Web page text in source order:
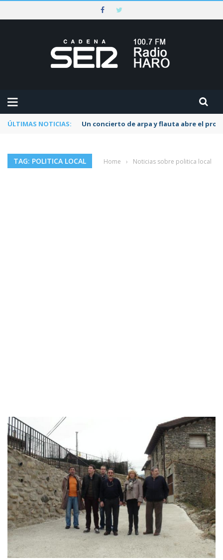
ÚLTIMAS NOTICIAS: Un concierto de arpa y flauta abre el
TAG: POLITICA LOCAL Home › Noticias sobre politica local